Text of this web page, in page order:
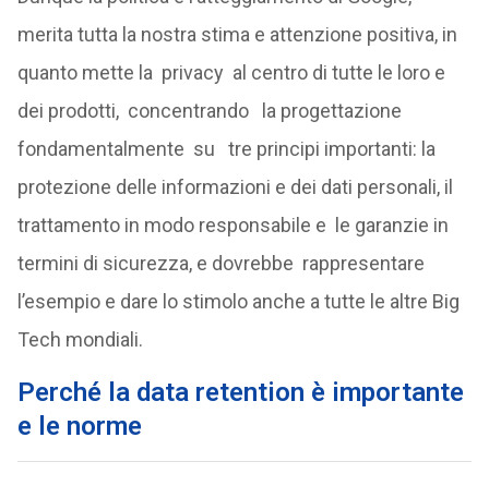
merita tutta la nostra stima e attenzione positiva, in
quanto mette la privacy al centro di tutte le loro e
dei prodotti, concentrando la progettazione
fondamentalmente su tre principi importanti: la
protezione delle informazioni e dei dati personali, il
trattamento in modo responsabile e le garanzie in
termini di sicurezza, e dovrebbe rappresentare
l’esempio e dare lo stimolo anche a tutte le altre Big
Tech mondiali.
Perché la data retention è importante
e le norme